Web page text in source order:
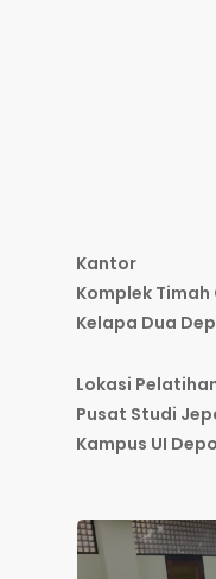
Kantor
Komplek Timah
Kelapa Dua
Lokasi
Pusat Studi
Kampus UI